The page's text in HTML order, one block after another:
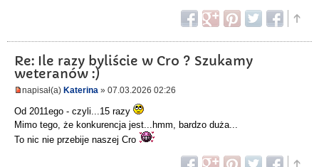
Re: Ile razy byliście w Cro ? Szukamy
weteranów :)
napisał(a) Katerina » 07.03.2026 02:26
Od 2011ego - czyli...15 razy
Mimo tego, że konkurencja jest...hmm, bardzo duża...
To nic nie przebije naszej Cro